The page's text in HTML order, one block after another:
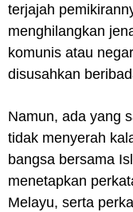
terjajah
menghilangkan
komunis atau
disusahkan
Namun, ada yang
tidak menyerah
bangsa bersama
menetapkan
Melayu, serta